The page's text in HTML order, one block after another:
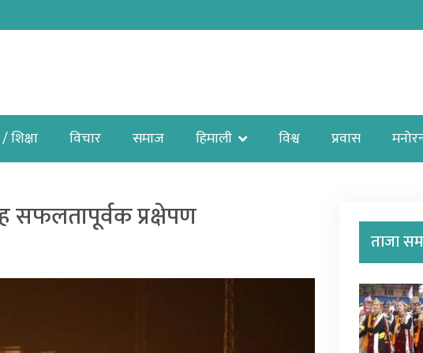
शिक्षा विचार समाज हिमाली विश्व प्रवास
सफलतापूर्वक प्रक्षेपण
ताजा